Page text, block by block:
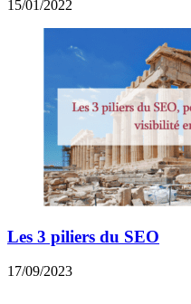
15/01/2022
Les 3 piliers du SEO
17/09/2023